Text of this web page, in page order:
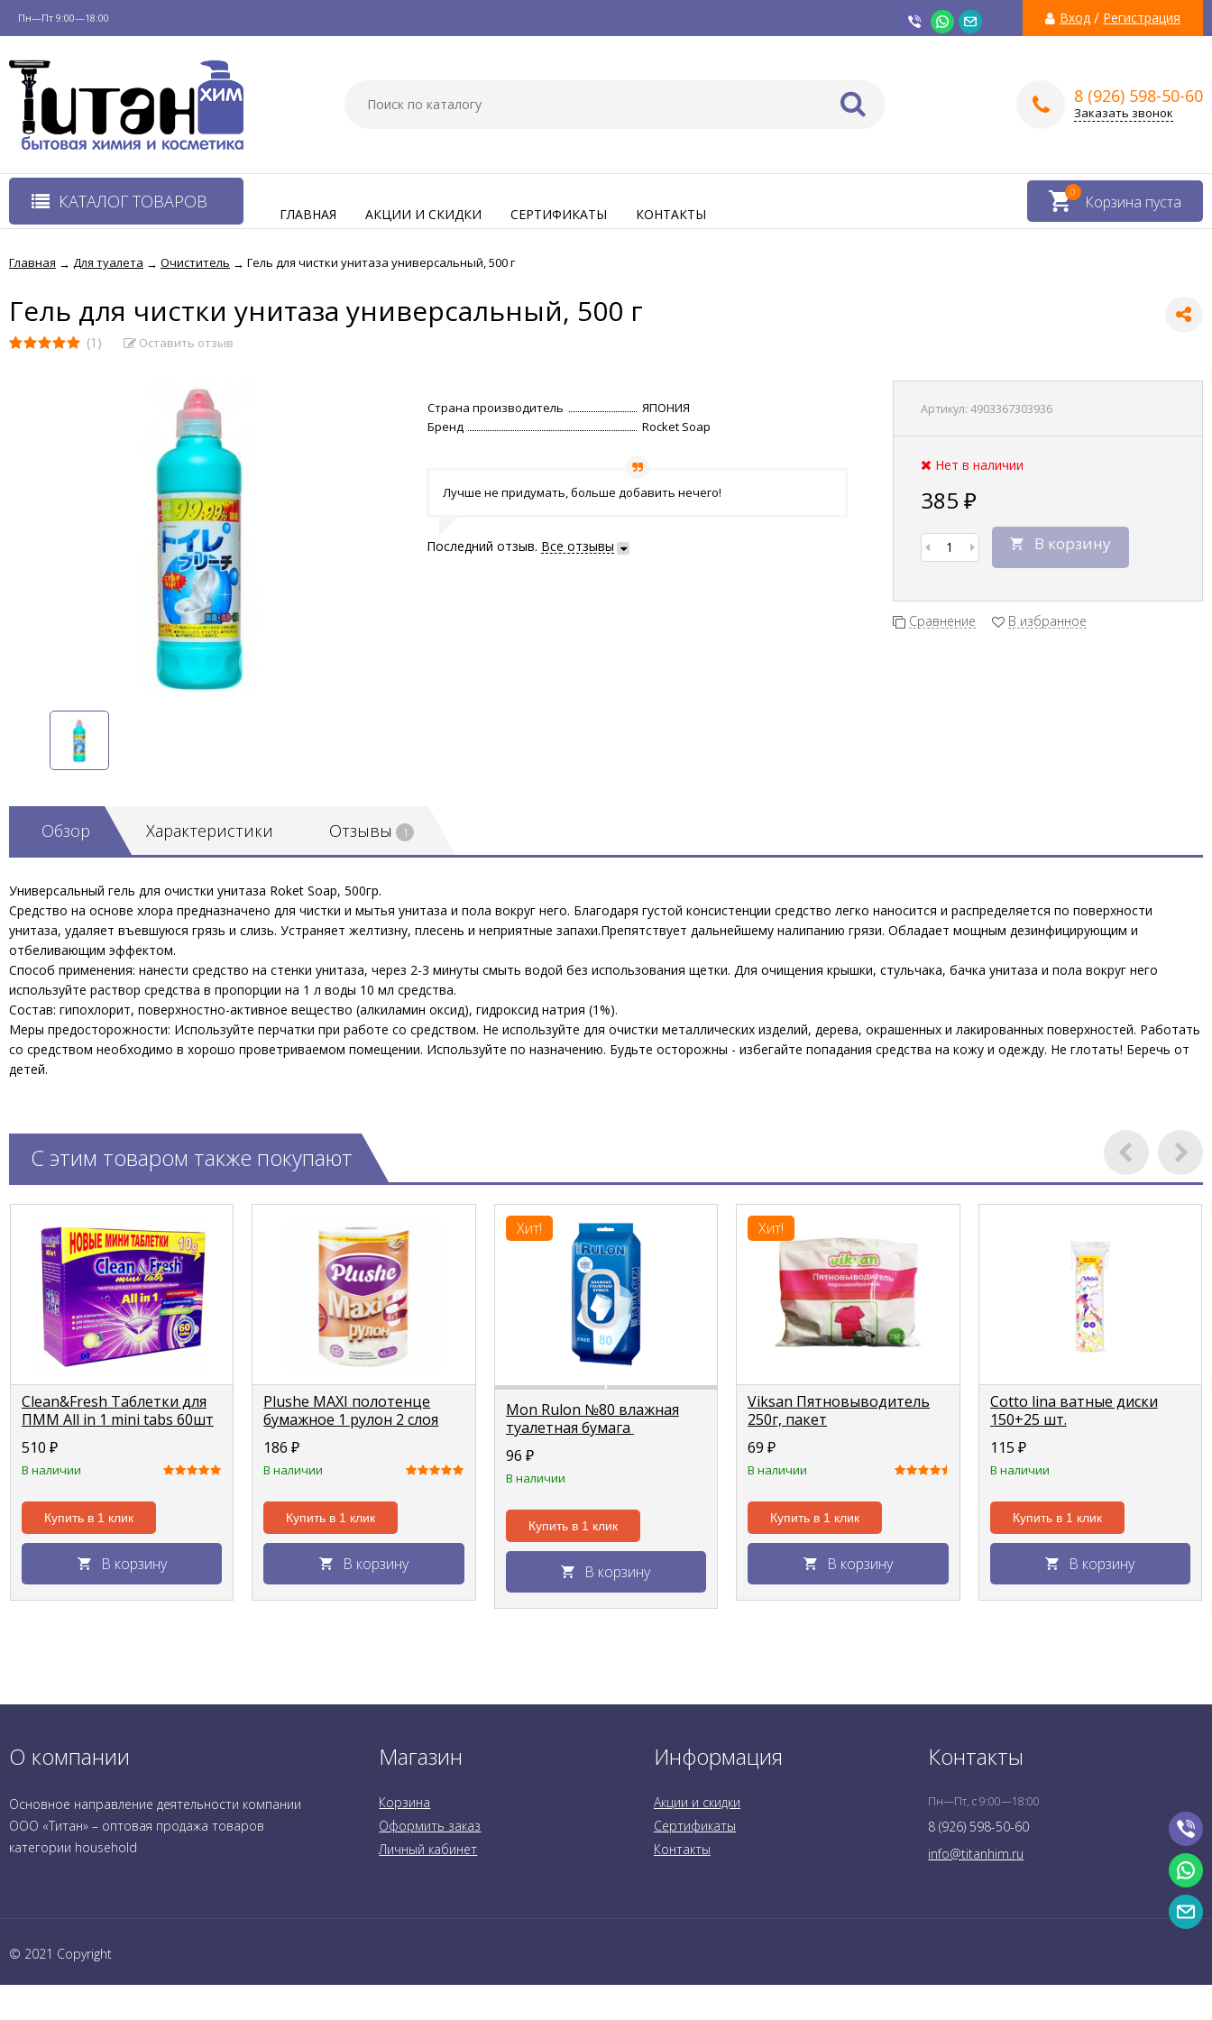
Пн—Пт 9:00—18:00 Вход / Регистрация
8 (926) 598-50-60
Заказать звонок
КАТАЛОГ ТОВАРОВ Корзина пуста
0
ГЛАВНАЯ АКЦИИ И СКИДКИ СЕРТИФИКАТЫ КОНТАКТЫ
Главная → Для туалета → Очиститель → Гель для чистки унитаза универсальный, 500 г
Гель для чистки унитаза универсальный, 500 г
(1) Оставить отзыв
Артикул: 4903367303936
Нет в наличии
385 ₽
В корзину
Сравнение В избранное
Страна производитель
ЯПОНИЯ
Бренд
Rocket Soap
Лучше не придумать, больше добавить нечего!
Последний отзыв. Все отзывы
Обзор Характеристики Отзывы 1
Универсальный гель для очистки унитаза Roket Soap, 500гр.
Средство на основе хлора предназначено для чистки и мытья унитаза и пола вокруг него. Благодаря густой консистенции средство легко наносится и распределяется по поверхности
унитаза, удаляет въевшуюся грязь и слизь. Устраняет желтизну, плесень и неприятные запахи.Препятствует дальнейшему налипанию грязи. Обладает мощным дезинфицирующим и
отбеливающим эффектом.
Способ применения: нанести средство на стенки унитаза, через 2-3 минуты смыть водой без использования щетки. Для очищения крышки, стульчака, бачка унитаза и пола вокруг него
используйте раствор средства в пропорции на 1 л воды 10 мл средства.
Состав: гипохлорит, поверхностно-активное вещество (алкиламин оксид), гидроксид натрия (1%).
Меры предосторожности: Используйте перчатки при работе со средством. Не используйте для очистки металлических изделий, дерева, окрашенных и лакированных поверхностей. Работать
со средством необходимо в хорошо проветриваемом помещении. Используйте по назначению. Будьте осторожны - избегайте попадания средства на кожу и одежду. Не глотать! Беречь от
детей.
С этим товаром также покупают
Clean&Fresh Таблетки для
ПММ All in 1 mini tabs 60шт
по 10г
510 ₽
В наличии
Купить в 1 клик
В корзину
Plushe MAXI полотенце
бумажное 1 рулон 2 слоя
40м
186₽
В наличии
Купить в 1 клик
В корзину
Хит!
Mon Rulon №80 влажная
туалетная бумага
96 ₽
В наличии
Купить в 1 клик
В корзину
Хит!
Viksan Пятновыводитель
250г, пакет
69₽
В наличии
Купить в 1 клик
В корзину
Cotto lina ватные диски
150+25 шт.
115 ₽
В наличии
Купить в 1 клик
В корзину
О компании
Основное направление деятельности компании
ООО «Титан» – оптовая продажа товаров
категории household
Магазин
Корзина
Оформить заказ
Личный кабинет
Информация
Акции и скидки
Сертификаты
Контакты
Контакты
Пн—Пт, с 9:00—18:00
8 (926) 598-50-60
info@titanhim.ru
© 2021 Copyright